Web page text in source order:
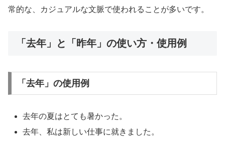
常的な、カジュアルな文脈で使われることが多いです。
「去年」と「昨年」の使い方・使用例
「去年」の使用例
去年の夏はとても暑かった。
去年、私は新しい仕事に就きました。